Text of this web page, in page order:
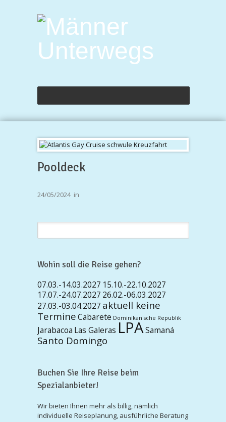
Pooldeck
24/05/2024in
Wohin soll die Reise gehen?
07.03.-14.03.2027 15.10.-22.10.2027
17.07.-24.07.2027 26.02.-06.03.2027
27.03.-03.04.2027 aktuell keine
TermineCabarete Dominikanische Republik
Jarabacoa Las Galeras LPASamaná
Santo Domingo
Buchen Sie Ihre Reise beim
Spezialanbieter!
Wir bieten Ihnen mehr als billig, nämlich
individuelle Reiseplanung, ausführliche Beratung